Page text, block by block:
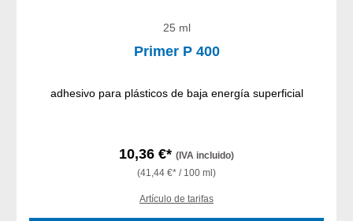
25 ml
Primer P 400
adhesivo para plásticos de baja energía superficial
10,36 €* (IVA incluido)
(41,44 €* / 100 ml)
Artículo de tarifas